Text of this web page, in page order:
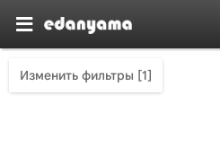
Изменить фильтры [1]